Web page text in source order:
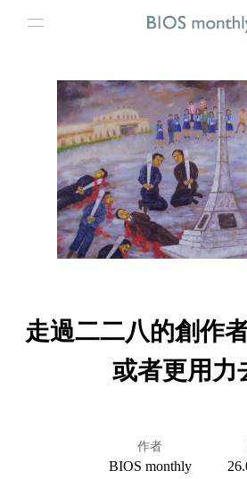
走過二二八的創作
或者更用力
作者
BIOS monthly